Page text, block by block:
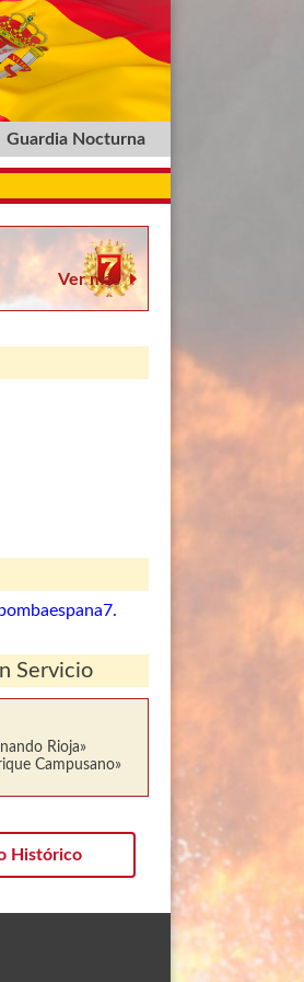
Guardia Nocturna
Ver más
Servicio
Rioja»
Campusano»
Histórico